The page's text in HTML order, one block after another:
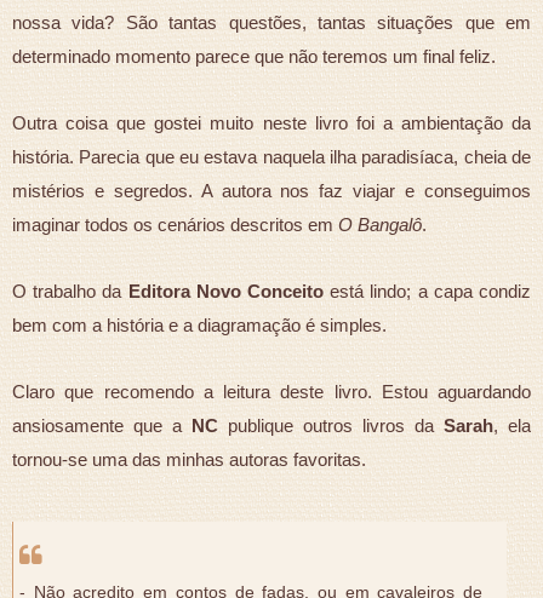
nossa vida? São tantas questões, tantas situações que em
determinado momento parece que não teremos um final feliz.
Outra coisa que gostei muito neste livro foi a ambientação da
história. Parecia que eu estava naquela ilha paradisíaca, cheia de
mistérios e segredos. A autora nos faz viajar e conseguimos
imaginar todos os cenários descritos em O Bangalô.
O trabalho da Editora Novo Conceito está lindo; a capa condiz
bem com a história e a diagramação é simples.
Claro que recomendo a leitura deste livro. Estou aguardando
ansiosamente que aNCpublique outros livros da Sarah, ela
tornou-se uma das minhas autoras favoritas.
- Não acredito em contos de fadas, ou em cavaleiros de